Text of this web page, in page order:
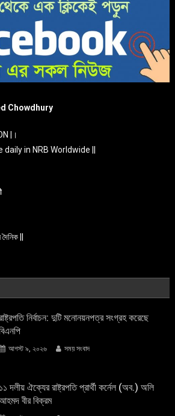
Chowdhury
|।
in NRB Worldwide ||
||
নির্বাচন: দুটি মনোনয়নপত্র সংগ্রহ করেছে
আগস্ট ৯, ২০২৬ সময় সংবাদ
১১ দলীয় ঐক্যের রাষ্ট্রপতি প্রার্থী কর্নেল (অব.) অলি
বীর বিক্রম